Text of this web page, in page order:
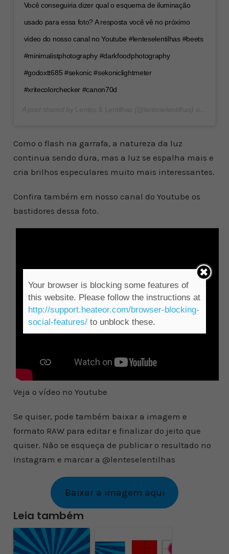
Você conseguiria dizer qual o esquema de iluminação
usado para essa foto? A resposta você vê no próximo
vídeo do nosso canal no Youtube #lenteselentilhas #beets
#minimalistphotography #darkfoodphotography
#godoxtt685 #sekonic #sekoniclightmeter
#xritecolorchecker #canon70d
Como o flash na garrafa, a natureza da luz
continua sendo dura, mas a luz se espalha mais e
cria brilhos especulares muito mais interessantes.
Confira também em nosso canal do Youtube os
bastidores dessa foto.
Veja o vídeo no Youtube
Se quiser, pode também baixar a imagem e
formato RAW para editar e finalizar do jeito que
quiser. Não se esqueça de publicar o resultado no
Instagram e marcar a @lenteselentilhas
Baixar a imagem aqui
Leia também
Your browser is blocking some features of
this website. Please follow the instructions at
http://support.heateor.com/browser-blocking-
social-features/to unblock these.